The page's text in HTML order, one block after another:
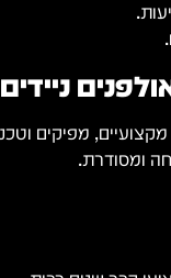
ניידים
ומסודרת.